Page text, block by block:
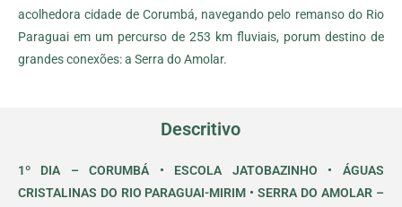
acolhedora cidade de Corumbá, navegando pelo remanso do Rio
Paraguai em um percurso de 253 km fluviais, porum destino de
grandes conexões: a Serra do Amolar.
Descritivo
1º DIA – CORUMBÁ • ESCOLA JATOBAZINHO • ÁGUAS
CRISTALINAS DO RIO PARAGUAI-MIRIM • SERRA DO AMOLAR –